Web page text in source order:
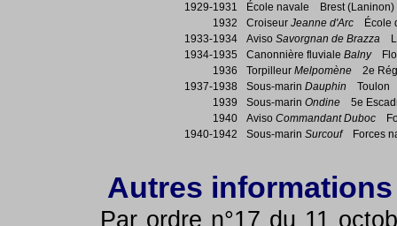
1929-1931
École navale Brest (Laninon)
1932
Croiseur Jeanne d'Arc École
1933-1934
Aviso Savorgnan de Brazza
1934-1935
Canonnière fluviale Balny
1936
Torpilleur Melpomène 2e
1937-1938
Sous-marin Dauphin Toulon
1939
Sous-marin Ondine 5e
1940
Aviso Commandant Duboc
1940-1942
Sous-marin SurcoufForces
Autres informations
Par ordre n°17 du 11